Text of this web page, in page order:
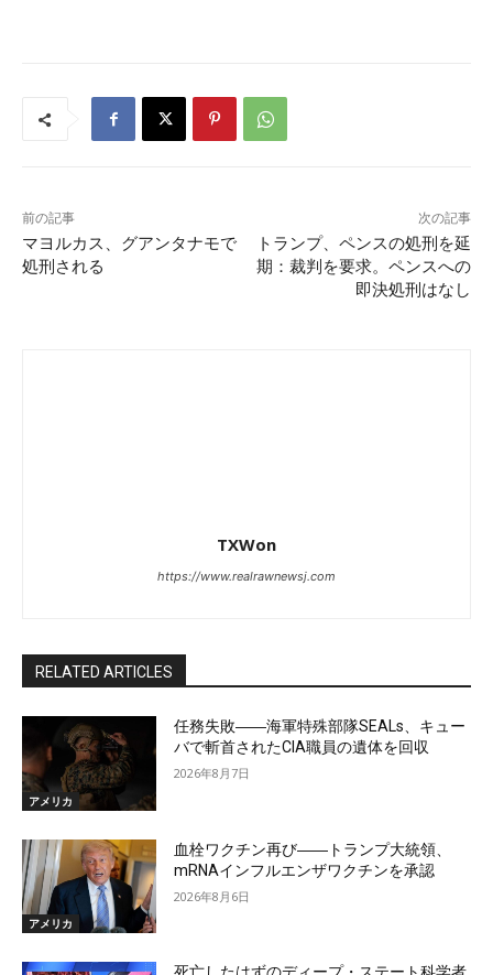
前の記事
マヨルカス、グアンタナモで
処刑される
次の記事
トランプ、ペンスの処刑を延
期：裁判を要求。ペンスへの
即決処刑はなし
TXWon
https://www.realrawnewsj.com
RELATED ARTICLES
アメリカ
任務失敗――海軍特殊部隊SEALs、キュー
バで斬首されたCIA職員の遺体を回収
2026年8月7日
アメリカ
血栓ワクチン再び――トランプ大統領、
mRNAインフルエンザワクチンを承認
2026年8月6日